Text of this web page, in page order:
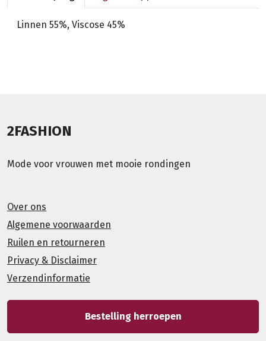
Linnen 55%, Viscose 45%
2FASHION
Mode voor vrouwen met mooie rondingen
Over ons
Algemene voorwaarden
Ruilen en retourneren
Privacy & Disclaimer
Verzendinformatie
Bestelling herroepen